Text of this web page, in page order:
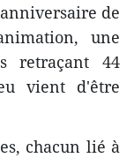
de
une
retraçant 44
vient d'être
chacun lié à